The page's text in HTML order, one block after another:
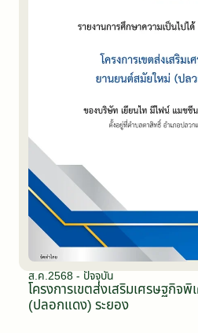
ส.ค.2568 - ปัจจุบัน
โครงการเขตส่งเสริมเศรษฐกิจ
(ปลอกแดง) ระยอง